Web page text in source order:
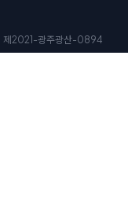
제2021-광주광산-0894